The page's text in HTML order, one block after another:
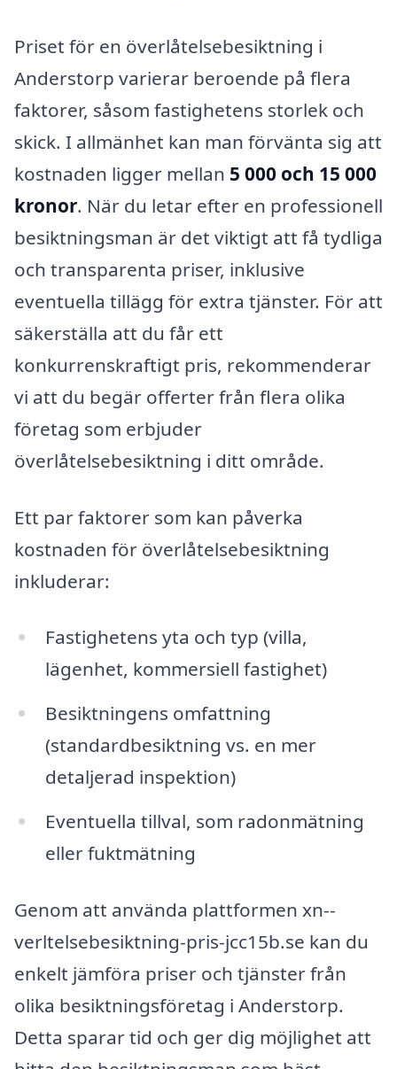
Priset för en överlåtelsebesiktning i
Anderstorp varierar beroende på flera
faktorer, såsom fastighetens storlek och
skick. I allmänhet kan man förvänta sig att
kostnaden ligger mellan 5 000 och 15 000
kronor. När du letar efter en professionell
besiktningsman är det viktigt att få tydliga
och transparenta priser, inklusive
eventuella tillägg för extra tjänster. För att
säkerställa att du får ett
konkurrenskraftigt pris, rekommenderar
vi att du begär offerter från flera olika
företag som erbjuder
överlåtelsebesiktning i ditt område.
Ett par faktorer som kan påverka
kostnaden för överlåtelsebesiktning
inkluderar:
Fastighetens yta och typ (villa,
lägenhet, kommersiell fastighet)
Besiktningens omfattning
(standardbesiktning vs. en mer
detaljerad inspektion)
Eventuella tillval, som radonmätning
eller fuktmätning
Genom att använda plattformen xn--
verltelsebesiktning-pris-jcc15b.se kan du
enkelt jämföra priser och tjänster från
olika besiktningsföretag i Anderstorp.
Detta sparar tid och ger dig möjlighet att